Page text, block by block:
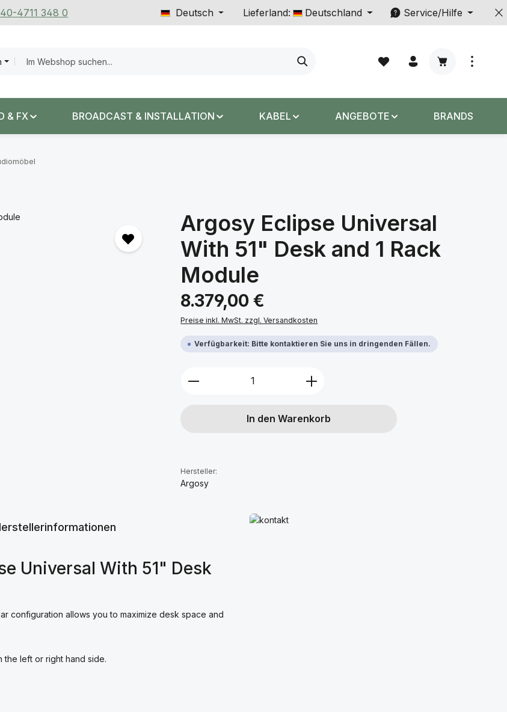
4711 348 0 Deutsch Lieferland: Deutschland Service/Hilfe
Warenkorb
& FX BROADCAST & INSTALLATION KABEL ANGEBOTE BRANDS
Argosy Eclipse Universal
With 51" Desk and 1 Rack
Module
Regulärer Preis:
8.379,00 €
Preise inkl. MwSt. zzgl. Versandkosten
Verfügbarkeit: Bitte kontaktieren Sie uns in dringenden Fällen.
Produkt Anzahl: Gib den gewünschten Wert
In den Warenkorb
Hersteller:
Argosy
Universal With 51" Desk
configuration allows you to maximize desk space and
the left or right hand side.
Mehr erfahren